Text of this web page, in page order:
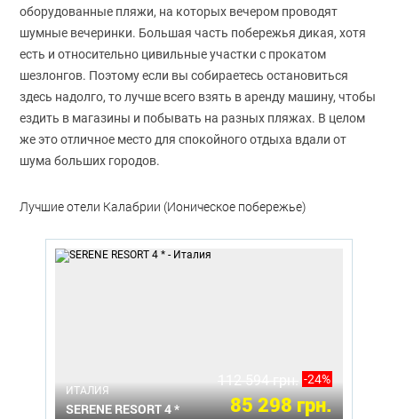
оборудованные пляжи, на которых вечером проводят
шумные вечеринки. Большая часть побережья дикая, хотя
есть и относительно цивильные участки с прокатом
шезлонгов. Поэтому если вы собираетесь остановиться
здесь надолго, то лучше всего взять в аренду машину, чтобы
ездить в магазины и побывать на разных пляжах. В целом
же это отличное место для спокойного отдыха вдали от
шума больших городов.
Лучшие отели Калабрии (Ионическое побережье)
ИТАЛИЯ
SERENE RESORT 4 *
112 594 грн. -24%
85 298 грн.